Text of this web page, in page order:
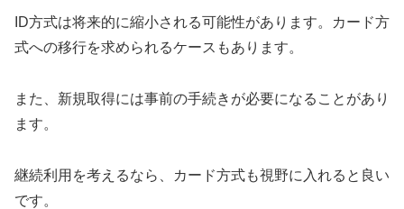
ID方式は将来的に縮小される可能性があります。カード方
式への移行を求められるケースもあります。
また、新規取得には事前の手続きが必要になることがあり
ます。
継続利用を考えるなら、カード方式も視野に入れると良い
です。